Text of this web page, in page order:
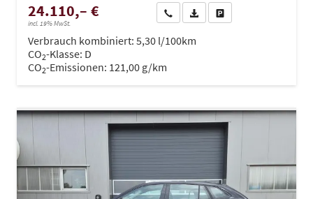
24.110,– €
incl. 19% MwSt.
Wir rufen Sie anPDF-Datei, Fahrzeugexposé
Verbrauch kombiniert: 5,30 l/100km
CO2-Klasse: D
CO2-Emissionen: 121,00 g/km